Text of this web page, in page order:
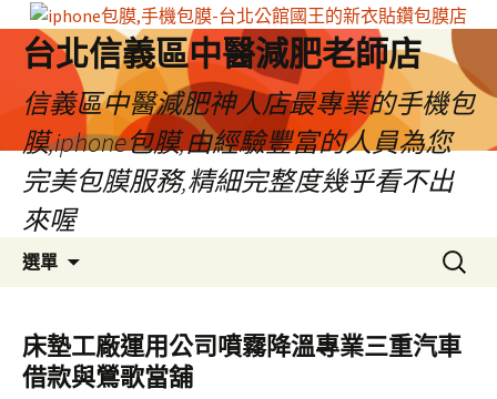
台北信義區中醫減肥老師店
信義區中醫減肥神人店最專業的手機包
膜,iphone包膜,由經驗豐富的人員為您
完美包膜服務,精細完整度幾乎看不出
來喔
選單
區
搜
尋
鍵
字:
床墊工廠運用公司噴霧降溫專業三重汽車
借款與鶯歌當舖